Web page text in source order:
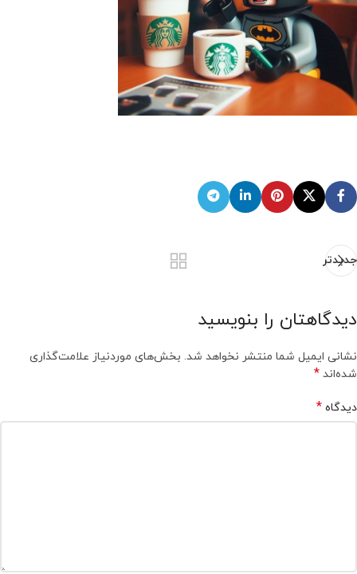
جدیدتر
دیدگاهتان را بنویسید
نشانی ایمیل شما منتشر نخواهد شد. بخش‌های موردنیاز علامت‌گذاری
شده‌اند *
دیدگاه *